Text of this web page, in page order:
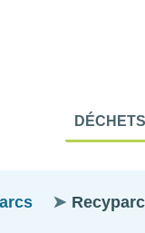
Menu
DÉCHETS